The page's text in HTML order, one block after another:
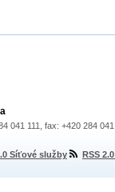
041 111, fax: +420 284
Síťové služby RSS